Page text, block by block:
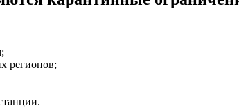
регионов;